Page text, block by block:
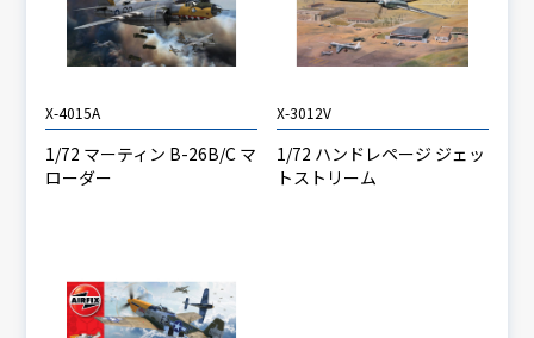
X-4015A
1/72 マーティン B-26B/C マ
ローダー
X-3012V
1/72 ハンドレページ ジェッ
トストリーム